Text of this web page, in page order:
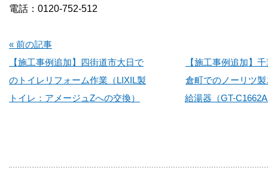
電話：0120-752-512
« 前の記事
【施工事例追加】四街道市大日で
のトイレリフォーム作業（LIXIL製
トイレ：アメージュZへの交換）
【施工事例追加】
倉町でのノーリツ
給湯器（GT-